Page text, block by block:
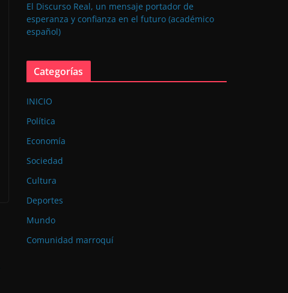
El Discurso Real, un mensaje portador de
esperanza y confianza en el futuro (académico
español)
Categorías
INICIO
Política
Economía
Sociedad
Cultura
Deportes
Mundo
Comunidad marroquí